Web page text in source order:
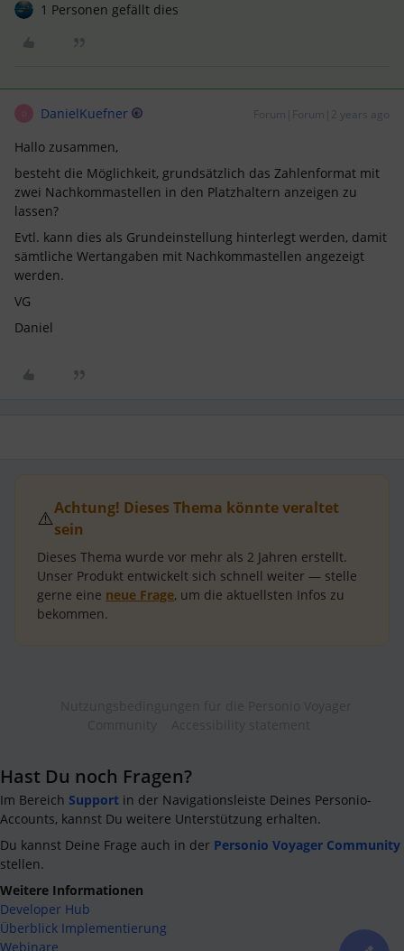
1 Personen gefällt dies
DanielKuefner Forum|Forum|2 years ago
Hallo zusammen,
besteht die Möglichkeit, grundsätzlich das Zahlenformat mit
zwei Nachkommastellen in den Platzhaltern anzeigen zu
lassen?
Evtl. kann dies als Grundeinstellung hinterlegt werden, damit
sämtliche Wertangaben mit Nachkommastellen angezeigt
werden.
VG
Daniel
⚠️Achtung! Dieses Thema könnte veraltet
sein
Dieses Thema wurde vor mehr als 2 Jahren erstellt.
Unser Produkt entwickelt sich schnell weiter — stelle
gerne eine neue Frage, um die aktuellsten Infos zu
bekommen.
Hast Du noch Fragen?
Im Bereich Support in der Navigationsleiste Deines Personio-
Accounts, kannst Du weitere Unterstützung erhalten.
Du kannst Deine Frage auch in der Personio Voyager Community
stellen.
Weitere Informationen
Developer Hub
Überblick Implementierung
Webinare